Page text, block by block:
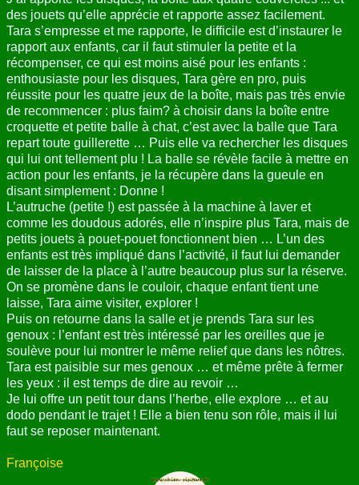
des jouets qu’elle apprécie et rapporte assez facilement.
Tara s’empresse et me rapporte, le difficile est d’instaurer le
rapport aux enfants, car il faut stimuler la petite et la
récompenser, ce qui est moins aisé pour les enfants :
enthousiaste pour les disques, Tara gère en pro, puis
réussite pour les quatre jeux de la boîte, mais pas très envie
de recommencer : plus faim? à choisir dans la boîte entre
croquette et petite balle à chat, c’est avec la balle que Tara
repart toute guillerette … Puis elle va rechercher les disques
qui lui ont tellement plu ! La balle se révèle facile à mettre en
action pour les enfants, je la récupère dans la gueule en
disant simplement : Donne !
L’autruche (petite !) est passée à la machine à laver et
comme les doudous adorés, elle n’inspire plus Tara, mais de
petits jouets à pouet-pouet fonctionnent bien … L’un des
enfants est très impliqué dans l’activité, il faut lui demander
de laisser de la place à l’autre beaucoup plus sur la réserve.
On se promène dans le couloir, chaque enfant tient une
laisse, Tara aime visiter, explorer !
Puis on retourne dans la salle et je prends Tara sur les
genoux : l’enfant est très intéressé par les oreilles que je
soulève pour lui montrer le même relief que dans les nôtres.
Tara est paisible sur mes genoux … et même prête à fermer
les yeux : il est temps de dire au revoir …
Je lui offre un petit tour dans l’herbe, elle explore … et au
dodo pendant le trajet ! Elle a bien tenu son rôle, mais il lui
faut se reposer maintenant.
Françoise